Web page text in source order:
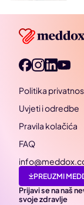
Politika
Uvjeti i odredbe
Pravila kolačića
FAQ
PREUZMI
Prijavi se na naš
svoje zdravlje